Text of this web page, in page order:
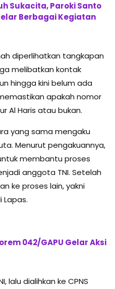
Sukacita, Paroki Santo
Berbagai Kegiatan
diperlihatkan tangkapan
melibatkan kontak
hingga kini belum ada
apakah nomor
Al Haris atau bukan.
yang sama mengaku
Menurut pengakuannya,
membantu proses
anggota TNI. Setelah
ke proses lain, yakni
Lapas.
042/GAPU Gelar Aksi
lalu dialihkan ke CPNS